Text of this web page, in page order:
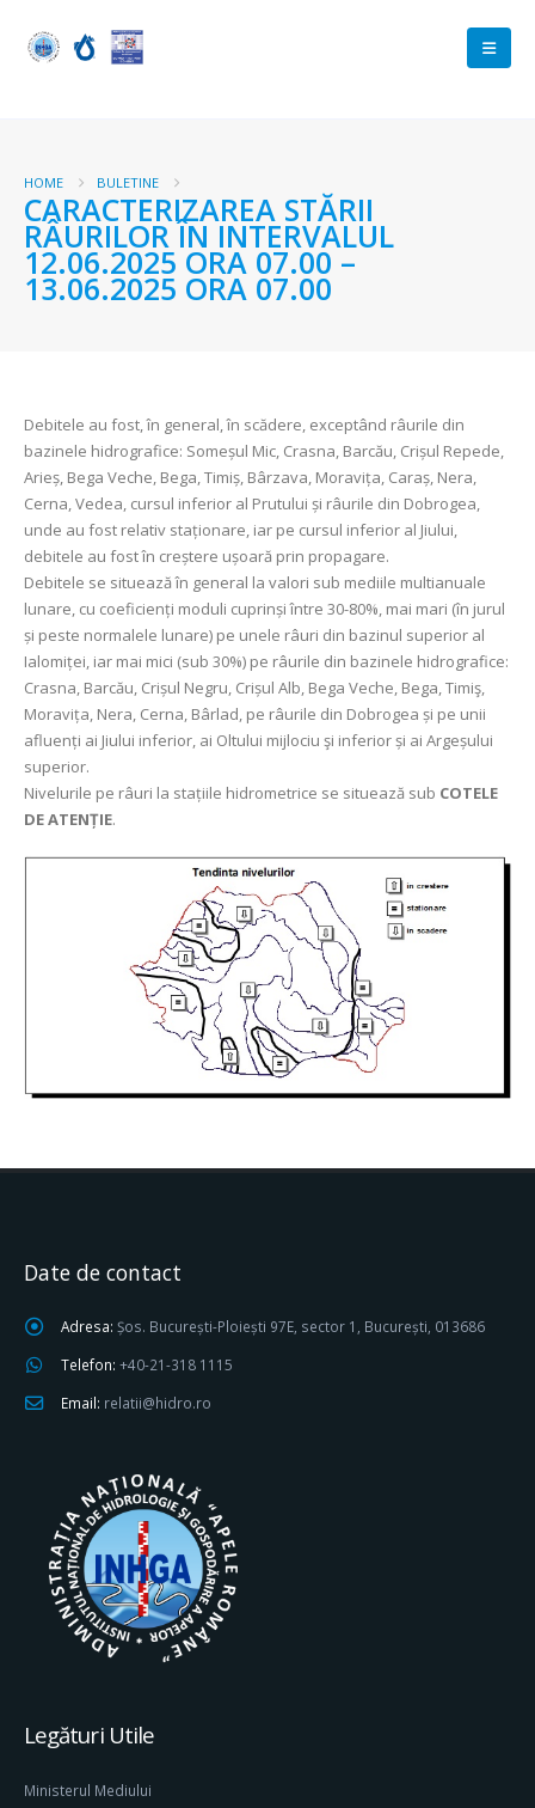
HOME BULETINE
CARACTERIZAREA STĂRII
RÂURILOR ÎN INTERVALUL
12.06.2025 ORA 07.00 –
13.06.2025 ORA 07.00
Debitele au fost, în general, în scădere, exceptând râurile din
bazinele hidrografice: Someșul Mic, Crasna, Barcău, Crișul Repede,
Arieș, Bega Veche, Bega, Timiș, Bârzava, Moravița, Caraș, Nera,
Cerna, Vedea, cursul inferior al Prutului și râurile din Dobrogea,
unde au fost relativ staționare, iar pe cursul inferior al Jiului,
debitele au fost în creștere ușoară prin propagare.
Debitele se situează în general la valori sub mediile multianuale
lunare, cu coeficienți moduli cuprinși între 30-80%, mai mari (în jurul
și peste normalele lunare) pe unele râuri din bazinul superior al
Ialomiței, iar mai mici (sub 30%) pe râurile din bazinele hidrografice:
Crasna, Barcău, Crișul Negru, Crișul Alb, Bega Veche, Bega, Timiş,
Moravița, Nera, Cerna, Bârlad, pe râurile din Dobrogea și pe unii
afluenți ai Jiului inferior, ai Oltului mijlociu şi inferior și ai Argeșului
superior.
Nivelurile pe râuri la stațiile hidrometrice se situează sub COTELE
DE ATENȚIE.
Date de contact
Adresa: Șos. București-Ploiești 97E, sector 1, București, 013686
Telefon: +40-21-318 1115
Email: relatii@hidro.ro
Legături Utile
Ministerul Mediului